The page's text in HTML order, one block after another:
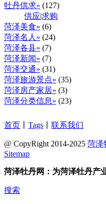
牡丹供求» (127)
供应|求购
菏泽美食» (6)
菏泽名人» (24)
菏泽各县» (7)
菏泽新闻» (7)
菏泽交通» (31)
菏泽旅游景点» (35)
菏泽房产家居» (3)
菏泽分类信息» (23)
首页
Tags 联系我们
@ CopyRight 2014-2025 菏泽
Sitemap
菏泽牡丹网：为菏泽牡丹产
搜索